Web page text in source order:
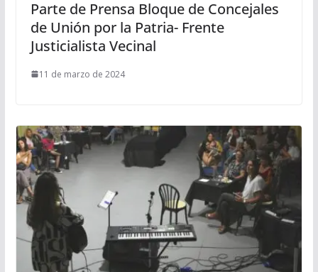
Parte de Prensa Bloque de Concejales
de Unión por la Patria- Frente
Justicialista Vecinal
11 de marzo de 2024